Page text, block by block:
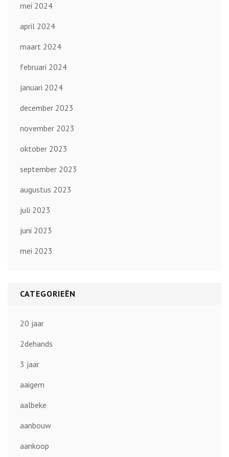
mei 2024
april 2024
maart 2024
februari 2024
januari 2024
december 2023
november 2023
oktober 2023
september 2023
augustus 2023
juli 2023
juni 2023
mei 2023
CATEGORIEËN
20 jaar
2dehands
3 jaar
aaigem
aalbeke
aanbouw
aankoop